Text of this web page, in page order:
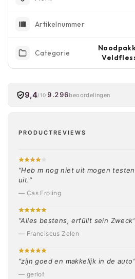
Artikelnummer
Categorie
9,4/10 9.296beoordelingen
PRODUCTREVIEWS
“Heb m nog niet uit mogen
uit.”
— Cas Froling
“Alles bestens, erfüllt sein Zweck”
— Franciscus Zelen
“zijn goed en makkelijk in de auto”
— gerlof